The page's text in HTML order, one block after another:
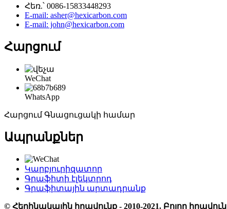
Հեռ.՝ 0086-15833448293
E-mail: asher@hexicarbon.com
E-mail: john@hexicarbon.com
Հարցում
WeChat
WhatsApp
Հարցում Գնացուցակի համար
Ապրանքներ
Կարբյուրիզատոր
Գրաֆիտի էլեկտրոդ
Գրաֆիտային արտադրանք
© Հեղինակային իրավունք - 2010-2021. Բոլոր